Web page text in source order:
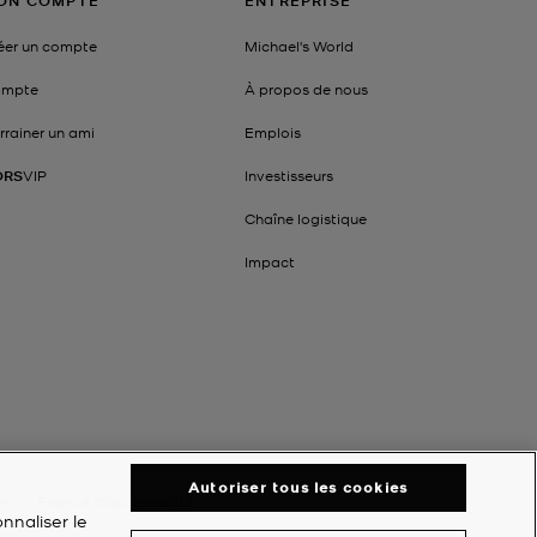
un compte
un ami
VIP
Michael's World
À propos de nous
Emplois
Investisseurs
Chaîne logistique
Impact
le
Autoriser tous les cookies